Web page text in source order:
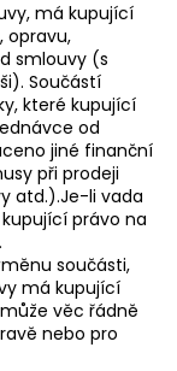
má kupující
opravu,
smlouvy (s
Součástí
které kupující
od
jiné finanční
při prodeji
atd.).Je-li vada
právo na
součásti,
má kupující
věc řádně
nebo pro